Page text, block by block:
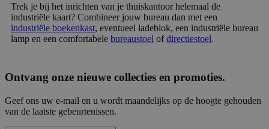
Trek je bij het inrichten van je thuiskantoor helemaal de
industriële kaart? Combineer jouw bureau dan met een
industriële boekenkast, eventueel ladeblok, een industriële bureau
lamp en een comfortabele bureaustoel ofdirectiestoel.
Ontvang onze nieuwe collecties en promoties.
Geef ons uw e-mail en u wordt maandelijks op de hoogte gehouden
van de laatste gebeurtenissen.